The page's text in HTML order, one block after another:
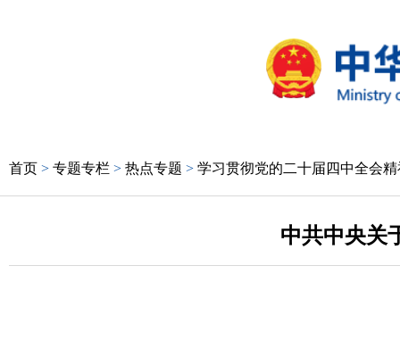
首页 > 专题专栏 > 热点专题 > 学习贯彻党的二十届四中全会精
中共中央关